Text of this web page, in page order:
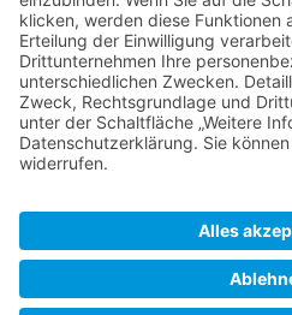
Prag als Reiseziel
Nizza und Monaco als Reiseziel
London als Reiseziel
Amsterdam als Reiseziel
Genua als Reiseziel
Kontakt
© 2021 - 2026 Tourgold GmbH
Datenschutz